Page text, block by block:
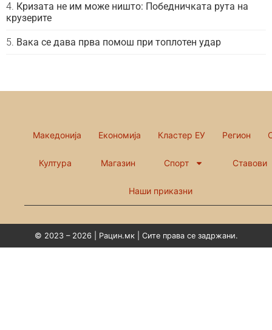
Кризата не им може ништо: Победничката рута на
крузерите
Вака се дава прва помош при топлотен удар
Македонија Економија Кластер ЕУ Регион
Култура Магазин Спорт Ставови
Наши приказни
© 2023 – 2026 | Рацин.мк | Сите права се задржани.